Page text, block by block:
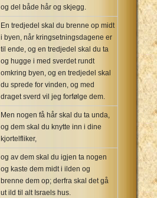
og del både hår og skjegg.
En tredjedel skal du brenne op midt
i byen, når kringsetningsdagene er
til ende, og en tredjedel skal du ta
og hugge i med sverdet rundt
omkring byen, og en tredjedel skal
du sprede for vinden, og med
draget sverd vil jeg forfølge dem.
Men nogen få hår skal du ta unda,
og dem skal du knytte inn i dine
kjortelfliker,
og av dem skal du igjen ta nogen
og kaste dem midt i ilden og
brenne dem op; derfra skal det gå
ut ild til alt Israels hus.